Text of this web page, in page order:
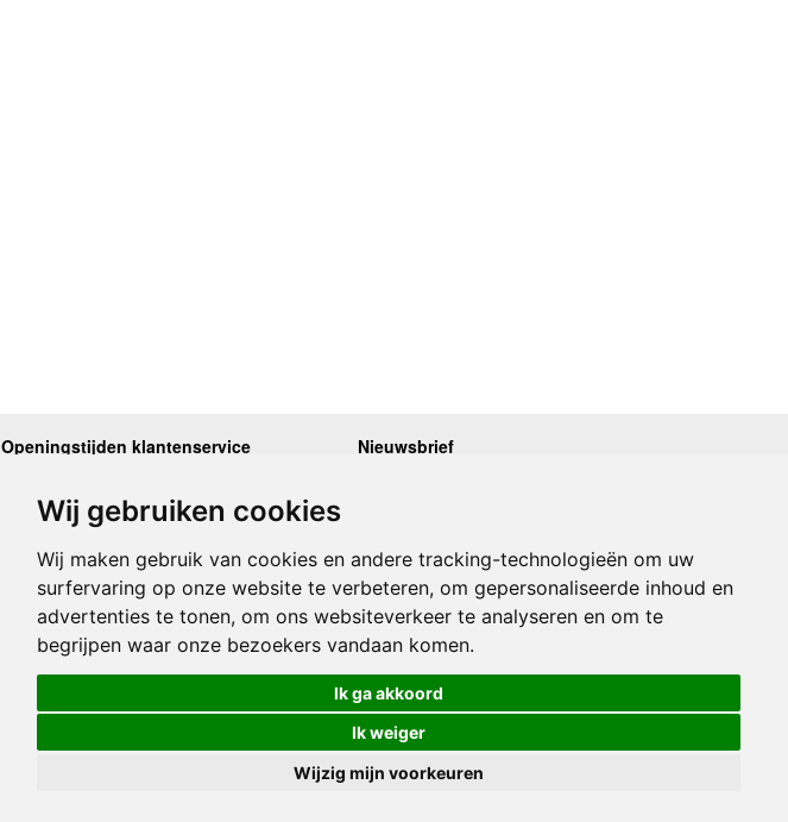
Wij gebruiken cookies
Wij maken gebruik van cookies en andere tracking-technologieën om uw
surfervaring op onze website te verbeteren, om gepersonaliseerde inhoud en
advertenties te tonen, om ons websiteverkeer te analyseren en om te
begrijpen waar onze bezoekers vandaan komen.
Ik ga akkoord
Ik weiger
Wijzig mijn voorkeuren
Openingstijden klantenservice
Woensdag
10.00 - 12.30 en 13.30 - 17.00
Donderdag
Vrijdag
10.00 - 12.30 en 13.30 - 17.00
Zaterdag
gesloten
Zondag
gesloten
Nieuwsbrief
Onze laatste Nieuwsbrief
Inschrijven